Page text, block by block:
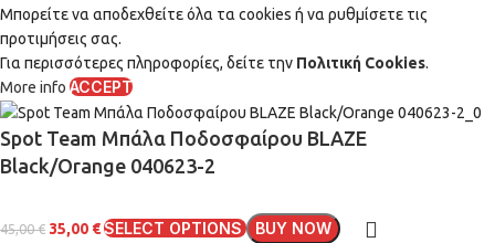
Μπορείτε να αποδεχθείτε όλα τα cookies ή να ρυθμίσετε τις
προτιμήσεις σας.
Για περισσότερες πληροφορίες, δείτε την Πολιτική Cookies.
More info ACCEPT
Spot Team Μπάλα Ποδοσφαίρου BLAZE
Black/Orange 040623-2
45,00€ 35,00 €SELECT OPTIONS BUY NOW